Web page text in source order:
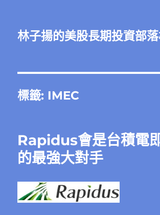
林子揚的美股長期投資部
標籤: IMEC
Rapidus會是台積電
的最強大對手